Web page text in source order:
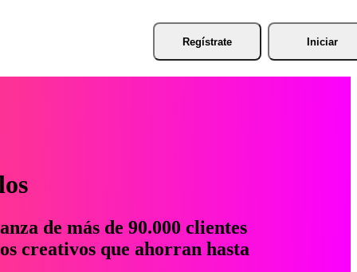
Regístrate Iniciar
de más de 90.000 clientes
creativos que ahorran hasta